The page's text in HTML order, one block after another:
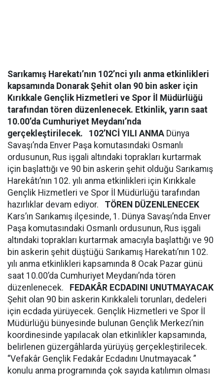
Sarıkamış Harekatı’nın 102’nci yılı anma etkinlikleri
kapsamında Donarak Şehit olan 90 bin asker için
Kırıkkale Gençlik Hizmetleri ve Spor İl Müdürlüğü
tarafından tören düzenlenecek. Etkinlik, yarın saat
10.00’da Cumhuriyet Meydanı’nda
gerçekleştirilecek.
102’NCİ YILI ANMA Dünya
Savaşı’nda Enver Paşa komutasındaki Osmanlı
ordusunun, Rus işgali altındaki toprakları kurtarmak
için başlattığı ve 90 bin askerin şehit olduğu Sarıkamış
Harekâtı’nın 102. yılı anma etkinlikleri için Kırıkkale
Gençlik Hizmetleri ve Spor İl Müdürlüğü tarafından
hazırlıklar devam ediyor. TÖREN DÜZENLENECEK
Kars’ın Sarıkamış ilçesinde, 1. Dünya Savaşı’nda Enver
Paşa komutasındaki Osmanlı ordusunun, Rus işgali
altındaki toprakları kurtarmak amacıyla başlattığı ve 90
bin askerin şehit düştüğü Sarıkamış Harekatı’nın 102.
yılı anma etkinlikleri kapsamında 8 Ocak Pazar günü
saat 10.00’da Cumhuriyet Meydanı’nda tören
düzenlenecek.
FEDAKÂR ECDADINI UNUTMAYACAK
Şehit olan 90 bin askerin Kırıkkaleli torunları, dedeleri
için ecdada yürüyecek. Gençlik Hizmetleri ve Spor İl
Müdürlüğü bünyesinde bulunan Gençlik Merkezi’nin
koordinesinde yapılacak olan etkinlikler kapsamında,
belirlenen güzergâhlarda yürüyüş gerçekleştirilecek.
“Vefakâr Gençlik Fedakâr Ecdadını Unutmayacak ”
konulu anma programında çok sayıda katılımın olması